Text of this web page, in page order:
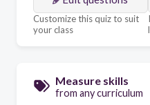
Customize this quiz to suit
your class
Measure skills
from any curriculum